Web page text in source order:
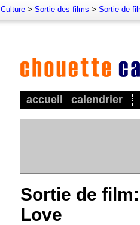
accueil calendrier
Culture > Sortie des films > Sortie de
Sortie de
Love